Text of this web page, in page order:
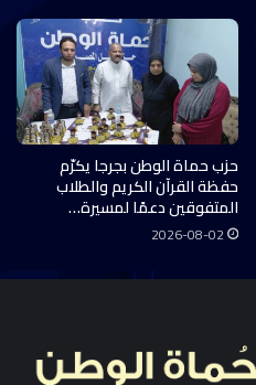
حزب حماة الوطن بجرجا يكرّم
حفظة القرآن الكريم والطلاب
المتفوقين دعمًا لمسيرة…
2026-08-02